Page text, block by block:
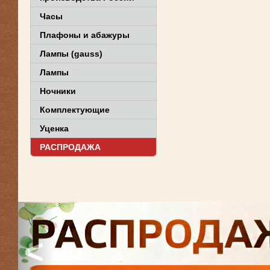
Часы
Плафоны и абажуры
Лампы (gauss)
Лампы
Ночники
Комплектующие
Уценка
РАСПРОДАЖА